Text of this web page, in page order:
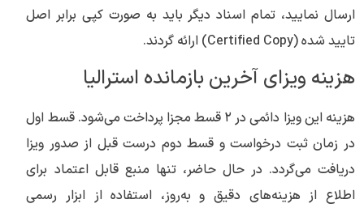
ارسال نمایید، تمام اسناد دیگر باید به صورت کپی برابر اصل
تایید شده (Certified Copy) ارائه گردند.
هزینه ویزای آخرین بازمانده استرالیا
هزینه این ویزا دائمی در ۲ قسط مجزا پرداخت می‌شود. قسط اول
در زمان ثبت درخواست و قسط دوم درست قبل از صدور ویزا
دریافت می‌گردد. در حال حاضر، تنها منبع قابل اعتماد برای
اطلاع از هزینه‌های دقیق و به‌روز، استفاده از ابزار رسمی